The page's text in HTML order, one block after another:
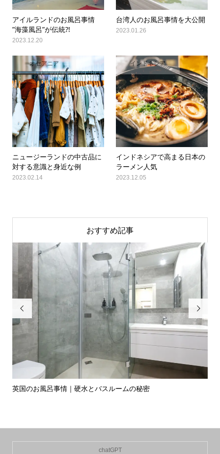
アイルランドのお風呂事情
”海藻風呂”が伝統?!
2023.12.20
台湾人のお風呂事情を大公開
2023.01.26
オセアニア
ニュージーランドの中古品に
対する意識と身近な例
2023.02.14
インドネシア
インドネシアで高まる日本の
ラーメン人気
2023.12.05
おすすめ記事

英国のお風呂事情｜硬水とバスルームの秘密

chatGPT